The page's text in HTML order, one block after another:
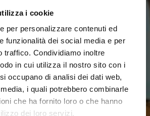
i cookie
per personalizzare contenuti ed
funzionalità dei social media e per
traffico. Condividiamo inoltre
in cui utilizza il nostro sito con i
occupano di analisi dei dati web,
i quali potrebbero combinarle
che ha fornito loro o che hanno
dei loro servizi.